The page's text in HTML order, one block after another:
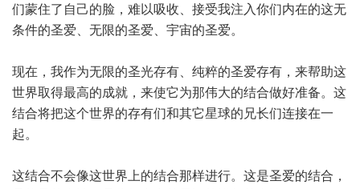
们蒙住了自己的脸，难以吸收、接受我注入你们内在的这无
条件的圣爱、无限的圣爱、宇宙的圣爱。
现在，我作为无限的圣光存有、纯粹的圣爱存有，来帮助这
世界取得最高的成就，来使它为那伟大的结合做好准备。这
结合将把这个世界的存有们和其它星球的兄长们连接在一
起。
这结合不会像这世界上的结合那样进行。这是圣爱的结合，